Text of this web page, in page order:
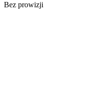
Bez prowizji